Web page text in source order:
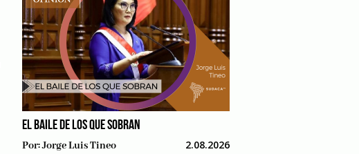
EL BAILE DE LOS QUE SOBRAN
Por:Jorge Luis Tineo 2.08.2026